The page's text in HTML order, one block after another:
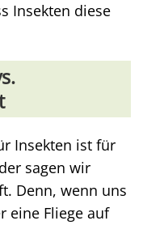
Insekten diese
Insekten ist für
sagen wir
Denn, wenn uns
eine Fliege auf